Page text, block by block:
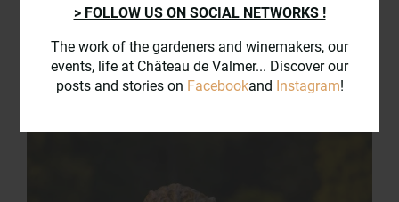
> FOLLOW US ON SOCIAL NETWORKS !
The work of the gardeners and winemakers, our
events, life at Château de Valmer... Discover our
posts and stories on Facebookand Instagram!
présence de vivaces mellifères en bordure des carrés
assure abri et nourriture aux utiles prédateurs des
insectes ravageurs : coccinelle, hérisson, pollinisateurs